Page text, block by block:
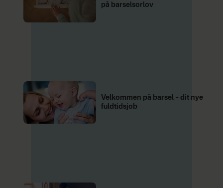
på barselsorlov
Velkommen på barsel – dit nye
fuldtidsjob